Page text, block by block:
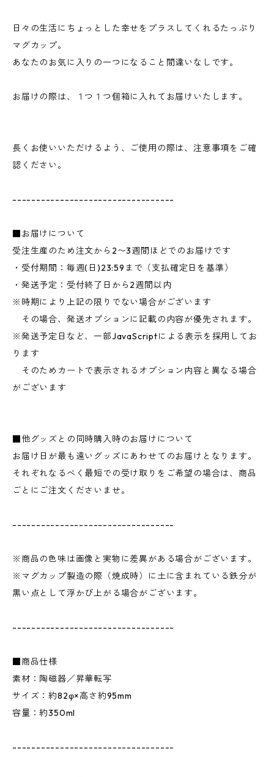
日々の生活にちょっとした幸せをプラスしてくれるたっぷり
マグカップ。
あなたのお気に入りの一つになること間違いなしです。
お届けの際は、１つ１つ個箱に入れてお届けいたします。
長くお使いいただけるよう、ご使用の際は、注意事項をご確
認ください。
----------------------------------
■お届けについて
受注生産のため注文から2〜3週間ほどでのお届けです
・受付期間：毎週(日)23:59まで（支払確定日を基準）
・発送予定：受付終了日から2週間以内
※時期により上記の限りでない場合がございます
その場合、発送オプションに記載の内容が優先されます。
※発送予定日など、一部JavaScriptによる表示を採用してお
ります
そのためカートで表示されるオプション内容と異なる場合
がございます
■他グッズとの同時購入時のお届けについて
お届け日が最も遠いグッズにあわせてのお届けとなります。
それぞれなるべく最短での受け取りをご希望の場合は、商品
ごとにご注文くださいませ。
----------------------------------
※商品の色味は画像と実物に差異がある場合がございます。
※マグカップ製造の際（焼成時）に土に含まれている鉄分が
黒い点として浮かび上がる場合がございます。
----------------------------------
■商品仕様
素材：陶磁器／昇華転写
サイズ：約82φ×高さ約95mm
容量：約350ml
----------------------------------